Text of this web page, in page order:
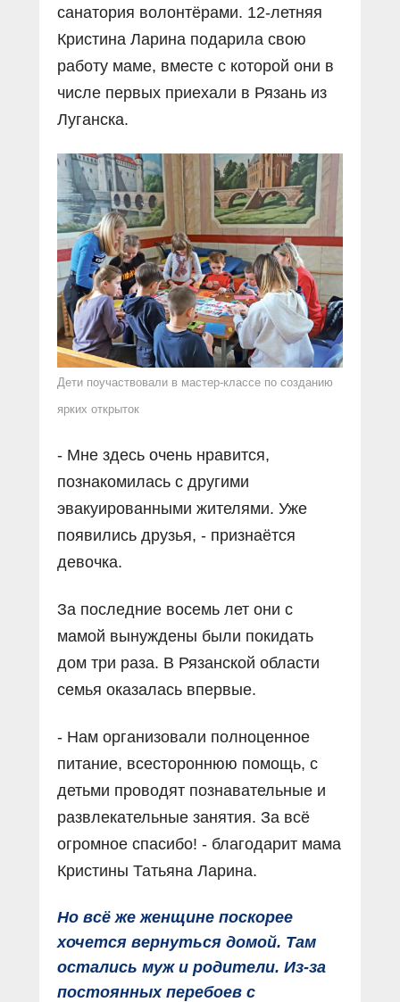
санатория волонтёрами. 12-летняя
Кристина Ларина подарила свою
работу маме, вместе с которой они в
числе первых приехали в Рязань из
Луганска.
Дети поучаствовали в мастер-классе по созданию
ярких открыток
- Мне здесь очень нравится,
познакомилась с другими
эвакуированными жителями. Уже
появились друзья, - признаётся
девочка.
За последние восемь лет они с
мамой вынуждены были покидать
дом три раза. В Рязанской области
семья оказалась впервые.
- Нам организовали полноценное
питание, всестороннюю помощь, с
детьми проводят познавательные и
развлекательные занятия. За всё
огромное спасибо! - благодарит мама
Кристины Татьяна Ларина.
Но всё же женщине поскорее
хочется вернуться домой. Там
остались муж и родители. Из-за
постоянных перебоев с